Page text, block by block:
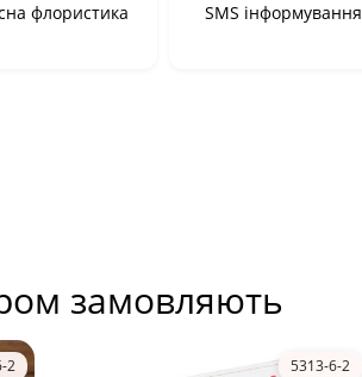
флористика SMS інформування
замовляють
2 5313-6-2